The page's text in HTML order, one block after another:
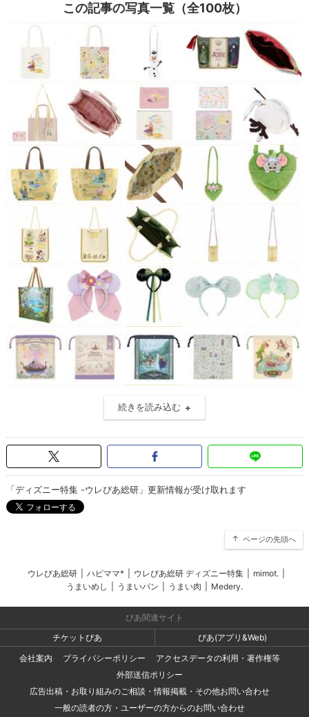
この記事の写真一覧（全100枚）
続きを読み込む
「ディズニー特集 -ウレぴあ総研」更新情報が受け取れます
ページの先頭へ
ウレぴあ総研 ハピママ* ウレぴあ総研 ディズニー特集 mimot.
うまいめし
うまいパン うまい肉 Medery.
ぴあ関連サイト
チケットぴあ
ぴあ(アプリ&Web)
会社案内
プライバシーポリシー
アクセスデータの利用・著作権等
外部送信ポリシー
広告出稿・お取り組みのご相談・情報掲載・その他お問い合わせ
一般の読者の方・ユーザーの方からのお問い合わせ